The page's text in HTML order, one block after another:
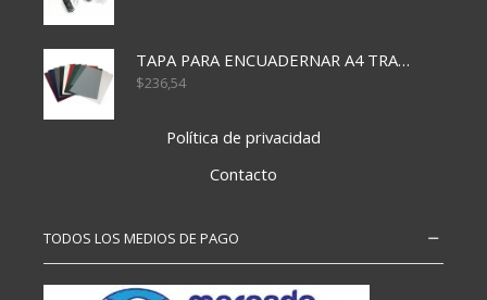
TAPA PARA ENCUADERNAR A4 TRANSP x50x500
$236,54
Política de privacidad
Contacto
TODOS LOS MEDIOS DE PAGO